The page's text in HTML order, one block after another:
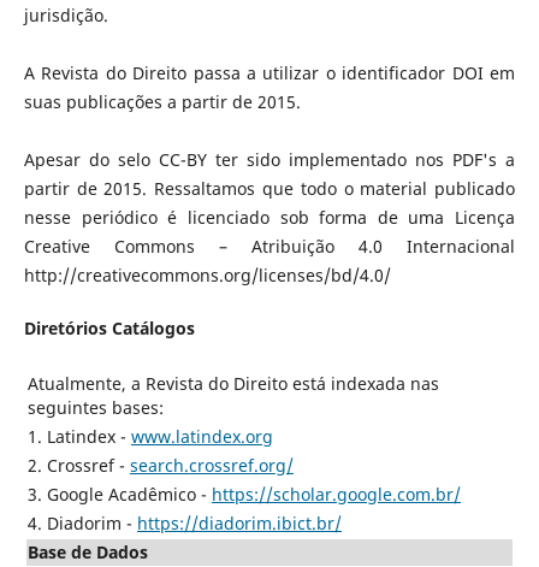
jurisdição.
A Revista do Direito passa a utilizar o identificador DOI em
suas publicações a partir de 2015.
Apesar do selo CC-BY ter sido implementado nos PDF's a
partir de 2015. Ressaltamos que todo o material publicado
nesse periódico é licenciado sob forma de uma Licença
Creative Commons – Atribuição 4.0 Internacional
http://creativecommons.org/licenses/bd/4.0/
Diretórios Catálogos
Atualmente, a Revista do Direito está indexada nas
seguintes bases:
1. Latindex - www.latindex.org
2. Crossref - search.crossref.org/
3. Google Acadêmico - https://scholar.google.com.br/
4. Diadorim - https://diadorim.ibict.br/
Base de Dados